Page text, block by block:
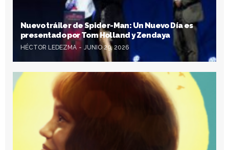
Nuevo tráiler de Spider-Man: Un Nuevo Día es
presentado por Tom Holland y Zendaya
HÉCTOR LEDEZMA JUNIO 29, 2026